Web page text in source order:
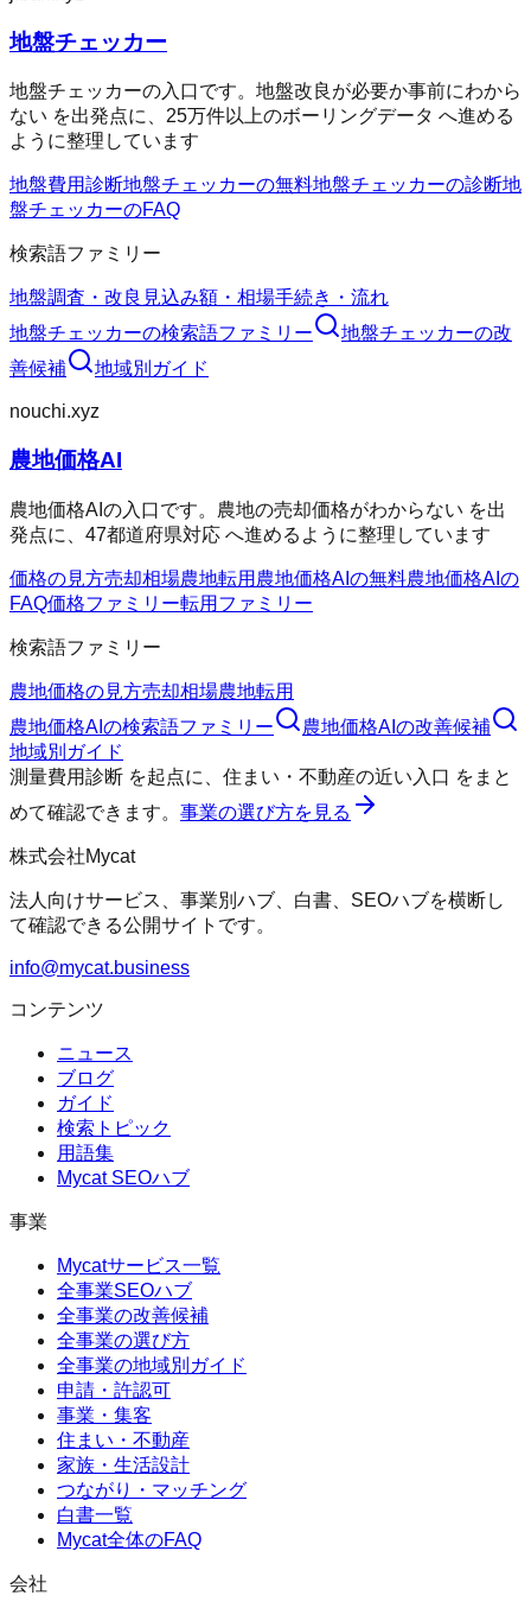
地盤チェッカー
地盤チェッカーの入口です。地盤改良が必要か事前にわから
ない を出発点に、25万件以上のボーリングデータ へ進める
ように整理しています
地盤費用診断地盤チェッカーの無料地盤チェッカーの診断地
盤チェッカーのFAQ
検索語ファミリー
地盤調査・改良 見込み額・相場手続き・流れ
地盤チェッカーの検索語ファミリー 地盤チェッカーの改
善候補
地域別ガイド
nouchi.xyz
農地価格AI
農地価格AIの入口です。農地の売却価格がわからない を出
発点に、47都道府県対応 へ進めるように整理しています
価格の見方売却相場農地転用 農地価格AIの無料農地価格AIの
FAQ価格ファミリー転用ファミリー
検索語ファミリー
農地価格の見方売却相場農地転用
農地価格AI の検索語ファミリー 農地価格AI の改善候補
地域別ガイド
測量費用診断 を起点に、 住まい・不動産の近い入口 をまと
めて確認できます。 事業の選び方を見る
株式会社Mycat
法人向けサービス、事業別ハブ、白書、SEOハブを横断し
て確認できる公開サイトです。
info@mycat.business
コンテンツ
ニュース
ブログ
ガイド
検索トピック
用語集
Mycat SEOハブ
事業
Mycatサービス一覧
全事業SEOハブ
全事業の改善候補
全事業の選び方
全事業の地域別ガイド
申請・許認可
事業・集客
住まい・不動産
家族・生活設計
つながり・マッチング
白書一覧
Mycat全体のFAQ
会社